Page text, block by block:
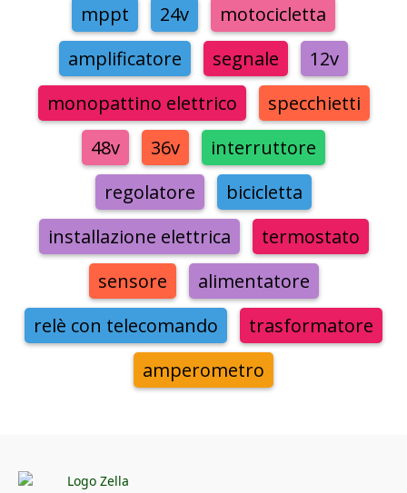
mppt 24v
motocicletta
amplificatore
segnale
12v
monopattino elettrico
specchietti
48v
36v
interruttore
regolatore
bicicletta
installazione elettrica
termostato
sensore
alimentatore
relè con telecomando
trasformatore
amperometro